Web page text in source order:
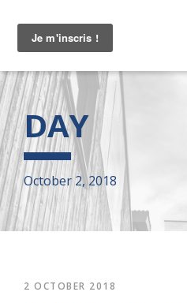
DAY
October 2, 2018
2 OCTOBER 2018